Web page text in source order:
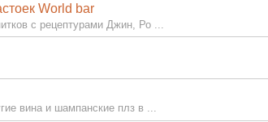
World bar
с рецептурами Джин, Ро ...
вина и шампанские плз в ...